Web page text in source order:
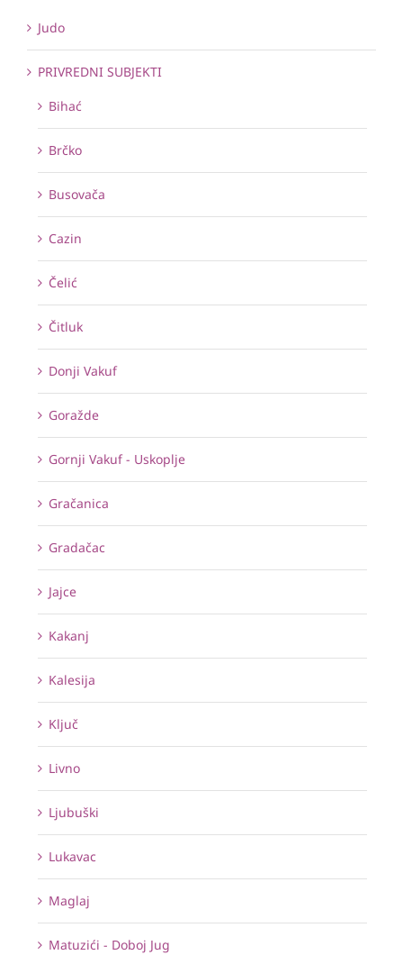
Judo
PRIVREDNI SUBJEKTI
Bihać
Brčko
Busovača
Cazin
Čelić
Čitluk
Donji Vakuf
Goražde
Gornji Vakuf - Uskoplje
Gračanica
Gradačac
Jajce
Kakanj
Kalesija
Ključ
Livno
Ljubuški
Lukavac
Maglaj
Matuzići - Doboj Jug